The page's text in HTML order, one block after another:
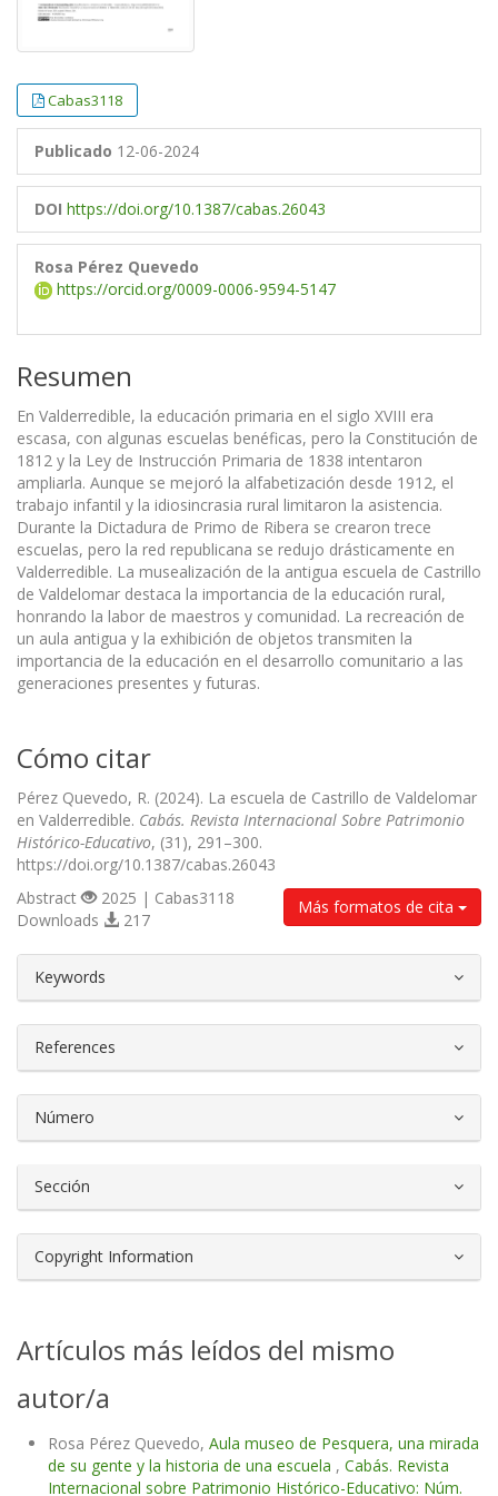
Cabas3118
Publicado 12-06-2024
DOI https://doi.org/10.1387/cabas.26043
Rosa Pérez Quevedo
https://orcid.org/0009-0006-9594-5147
Resumen
En Valderredible, la educación primaria en el siglo XVIII era
escasa, con algunas escuelas benéficas, pero la Constitución de
1812 y la Ley de Instrucción Primaria de 1838 intentaron
ampliarla. Aunque se mejoró la alfabetización desde 1912, el
trabajo infantil y la idiosincrasia rural limitaron la asistencia.
Durante la Dictadura de Primo de Ribera se crearon trece
escuelas, pero la red republicana se redujo drásticamente en
Valderredible. La musealización de la antigua escuela de Castrillo
de Valdelomar destaca la importancia de la educación rural,
honrando la labor de maestros y comunidad. La recreación de
un aula antigua y la exhibición de objetos transmiten la
importancia de la educación en el desarrollo comunitario a las
generaciones presentes y futuras.
Cómo citar
Pérez Quevedo, R. (2024). La escuela de Castrillo de Valdelomar
en Valderredible. Cabás. Revista Internacional Sobre Patrimonio
Histórico-Educativo, (31), 291–300.
https://doi.org/10.1387/cabas.26043
Más formatos de cita
Abstract
2025 | Cabas3118
Downloads
217
Keywords
References
Número
Sección
Copyright Information
Artículos más leídos del mismo
autor/a
Rosa Pérez Quevedo, Aula museo de Pesquera, una mirada
de su gente y la historia de una escuela , Cabás. Revista
Internacional sobre Patrimonio Histórico-Educativo: Núm.